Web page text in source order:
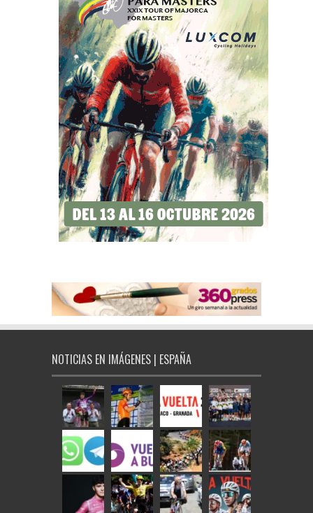
NOTICIAS EN IMÁGENES | ESPAÑA